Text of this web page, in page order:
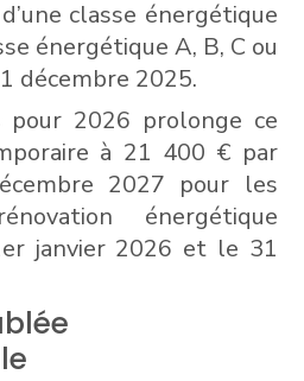
classe énergétique
énergétique A, B, C ou
décembre 2025.
pour 2026 prolonge ce
à 21 400 € par
2027 pour les
énergétique
janvier 2026 et le 31